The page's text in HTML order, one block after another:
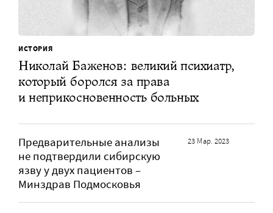
ИСТОРИЯ
Николай Баженов: великий психиатр,
который боролся за права
и неприкосновенность больных
Предварительные анализы
не подтвердили сибирскую
язву у двух пациентов –
Минздрав Подмосковья
23 Мар. 2023